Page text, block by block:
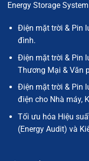
Energy Storage System
Điện mặt trời & Pin
đình.
Điện mặt trời & Pin
Thương Mại & Văn
Điện mặt trời & Pin
điện cho Nhà máy,
Tối ưu hóa Hiệu
(Energy Audit) và